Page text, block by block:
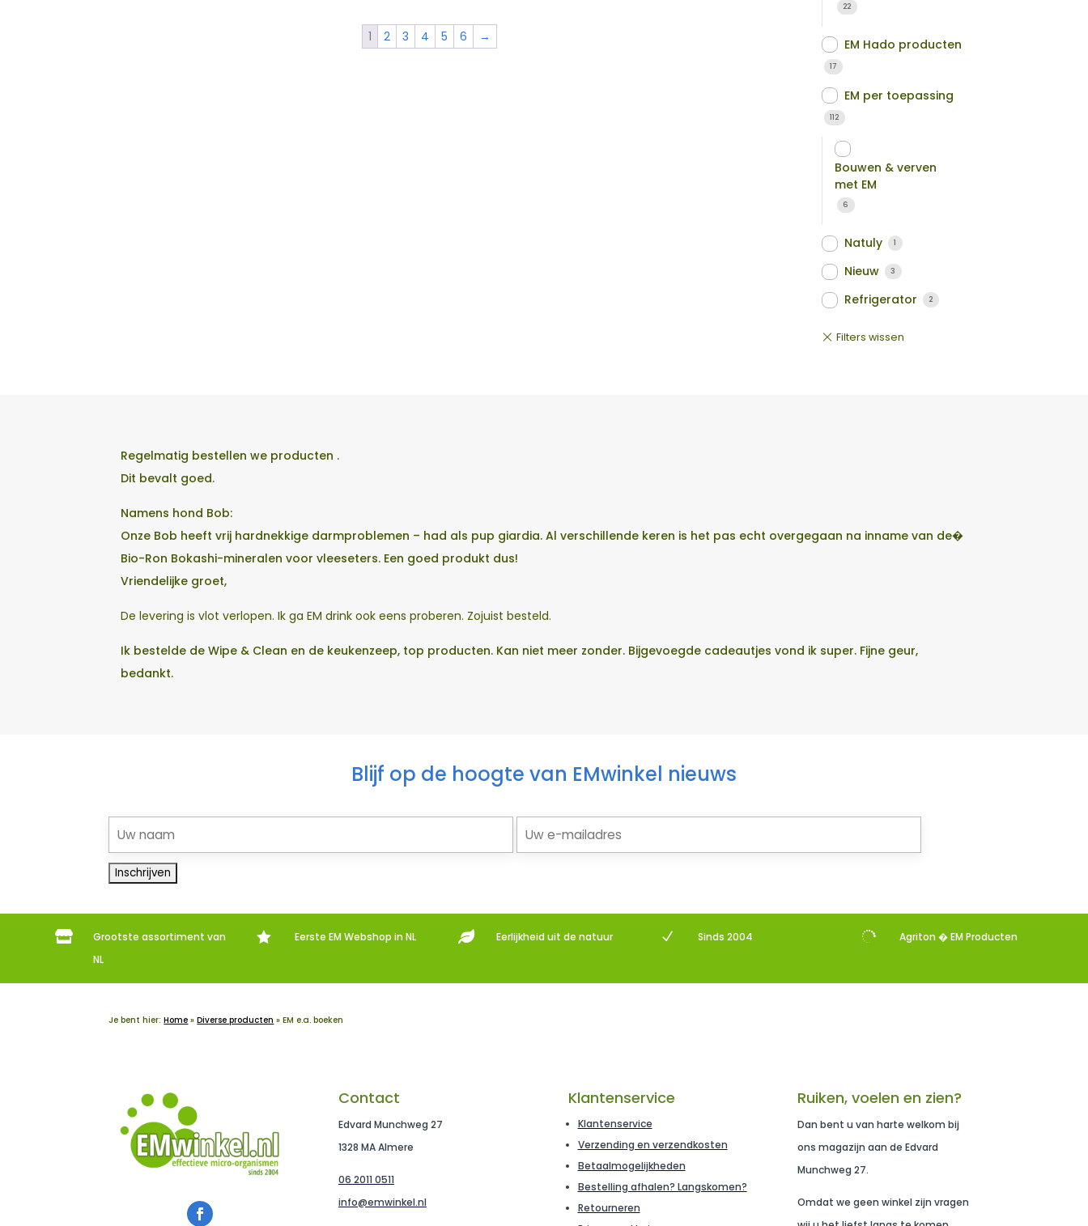
1 2 3 4 5 6 →
22
EM Hado producten
17
EM per toepassing
112
Bouwen & verven
met EM
6
Natuly 1
Nieuw 3
Refrigerator 2
Regelmatig bestellen we producten .
Dit bevalt goed.
Namens hond Bob:
Onze Bob heeft vrij hardnekkige darmproblemen – had als pup giardia. Al verschillende keren is het pas echt overgegaan na inname van de�
Bio-Ron Bokashi-mineralen voor vleeseters. Een goed produkt dus!
Vriendelijke groet,
De levering is vlot verlopen. Ik ga EM drink ook eens proberen. Zojuist besteld.
Ik bestelde de Wipe & Clean en de keukenzeep, top producten. Kan niet meer zonder. Bijgevoegde cadeautjes vond ik super. Fijne geur,
bedankt.
Blijf op de hoogte van EMwinkel nieuws

Grootste assortiment van
NL
 Eerste EM Webshop in NL  Eerlijkheid uit de natuur N Sinds 2004  Agriton � EM Producten
Je bent hier:Home »Diverse producten »EM e.a. boeken
Contact
Edvard Munchweg 27
1328 MA Almere
06 2011 0511
info@emwinkel.nl
Klantenservice
Klantenservice
Verzending en verzendkosten
Betaalmogelijkheden
Bestelling afhalen? Langskomen?
Retourneren
Ruiken, voelen en zien?
Dan bent u van harte welkom bij
ons magazijn aan de Edvard
Munchweg 27.
Omdat we geen winkel zijn vragen